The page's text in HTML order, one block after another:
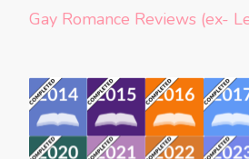
Gay Romance Reviews (ex-